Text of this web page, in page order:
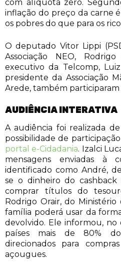
com alíquota zero.
inflação do preço da carne
os pobres do que para os
O deputado Vitor Lippi
Associação NEO,
executivo da Telcomp,
presidente da Associação
Arede, também participaram
AUDIÊNCIA INTERATIVA
A audiência foi realizada
possibilidade de
portal e-Cidadania. Izalci
mensagens enviadas à
identificado como André,
se o dinheiro do cashback
comprar títulos do
Rodrigo Orair, do Ministério
família poderá usar da
devolvido. Ele informou,
países mais de 80%
direcionados para
açougues.